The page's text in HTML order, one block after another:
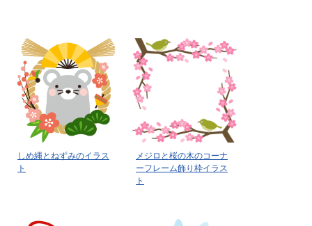
しめ縄とねずみのイラス
ト
メジロと桜の木のコーナ
ーフレーム飾り枠イラス
ト